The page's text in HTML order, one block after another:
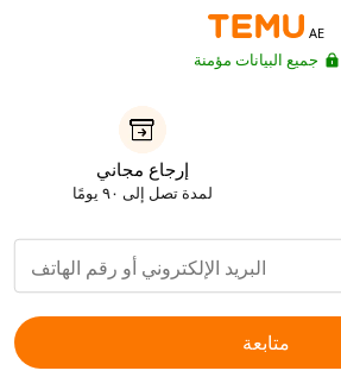
AE
جميع البيانات مؤمنة
إرجاع مجاني
لمدة تصل إلى ٩٠ يومًا
متابعة